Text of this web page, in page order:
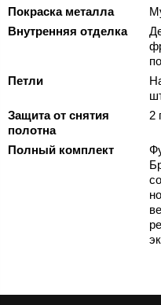
Покраска металла
Внутренняя отделка
Петли
Защита от снятия
полотна
2
Полный комплект